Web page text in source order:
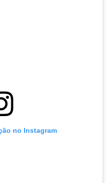
no Instagram